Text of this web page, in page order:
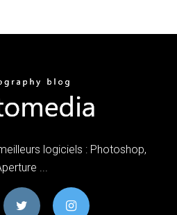
logiciels : Photoshop,
...